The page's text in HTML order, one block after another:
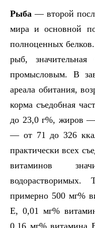
Рыба— второй
мира и основной
полноценных
рыб,
промысловым. В
ареала обитания,
корма съедобная
до 23,0 г%, жиров
— от 71 до 326
практически всех
витаминов
водорастворимых.
примерно 500 мг%
Е, 0,01 мг%
0,16 мг% витамина